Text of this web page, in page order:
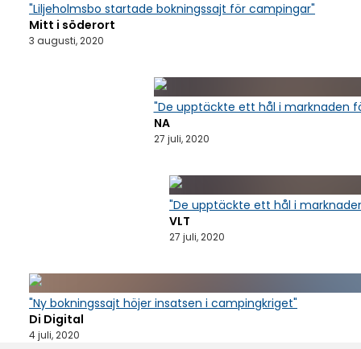
"Liljeholmsbo startade bokningssajt för campingar"
Mitt i söderort
3 augusti, 2020
"De upptäckte ett hål i marknaden
NA
27 juli, 2020
"De upptäckte ett hål i
VLT
27 juli, 2020
"Ny bokningssajt höjer insatsen i campingkriget"
Di Digital
4 juli, 2020